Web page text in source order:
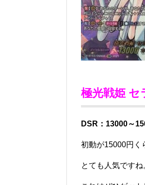
極光戦姫 セ
DSR：13000～
初動が15000円く
とても人気ですね